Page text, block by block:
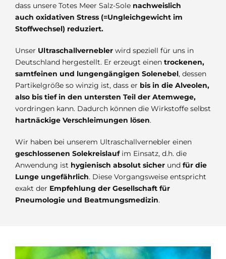
dass unsere Totes Meer Salz-Sole nachweislich
auch oxidativen Stress (=Ungleichgewicht im
Stoffwechsel) reduziert.
Unser Ultraschallvernebler wird speziell für uns in
Deutschland hergestellt. Er erzeugt einen trockenen,
samtfeinen und lungengängigen Solenebel, dessen
Partikelgröße so winzig ist, dass er bis in die Alveolen,
also bis tief in den untersten Teil der Atemwege,
vordringen kann. Dadurch können die Wirkstoffe selbst
hartnäckige Verschleimungen lösen.
Wir haben bei unserem Ultraschallvernebler einen
geschlossenen Solekreislaufim Einsatz, d.h. die
Anwendung ist hygienisch absolut sicher und für die
Lunge ungefährlich. Diese Vorgangsweise entspricht
exakt der Empfehlung der Gesellschaft für
Pneumologie und Beatmungsmedizin.